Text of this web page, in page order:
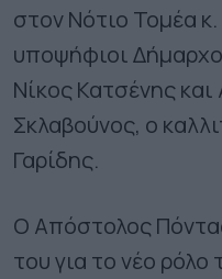
στον Νότιο Τομέα
υποψήφιοι
Νίκος Κατσένης
Σκλαβούνος, ο
Γαρίδης.
Ο Απόστολος
του για το νέο ρόλο